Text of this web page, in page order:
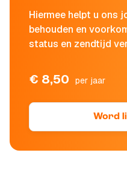
Hiermee helpt u ons
behouden en
status en zendtijd
€ 8,50 per jaar
Word